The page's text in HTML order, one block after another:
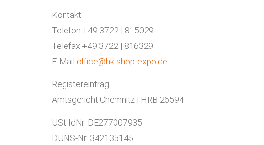
Kontakt:
Telefon +49 3722 | 815029
Telefax +49 3722 | 816329
E-Mail office@hk-shop-expo.de
Registereintrag:
Amtsgericht Chemnitz | HRB 26594
USt-IdNr. DE277007935
DUNS-Nr. 342135145